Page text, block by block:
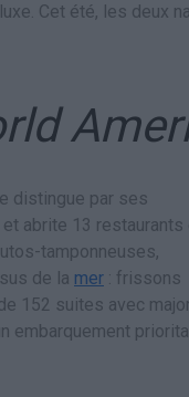
Cet été, les deux
distingue par ses
abrite 13 restaurants
tamponneuses,
de la mer : frissons
152 suites avec
embarquement